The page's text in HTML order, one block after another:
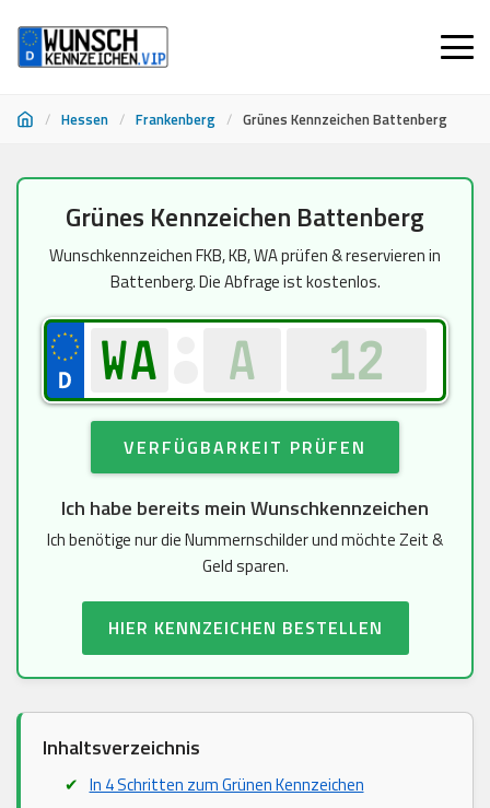
/ Hessen / Frankenberg / Grünes Kennzeichen Battenberg
springen
Grünes Kennzeichen Battenberg
Wunschkennzeichen FKB, KB, WA prüfen & reservieren in
Battenberg. Die Abfrage ist kostenlos.
VERFÜGBARKEIT PRÜFEN
Ich habe bereits mein Wunschkennzeichen
Ich benötige nur die Nummernschilder und möchte Zeit &
Geld sparen.
HIER KENNZEICHEN BESTELLEN
Inhaltsverzeichnis
In 4 Schritten zum Grünen Kennzeichen